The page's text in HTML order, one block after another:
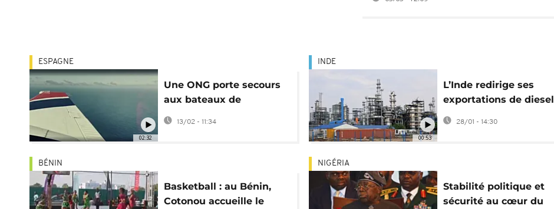
02:32
ESPAGNE
Une ONG porte secours
aux bateaux de
migrants disparus en
mer
13/02 - 11:34
00:53
INDE
L’Inde redirige ses
exportations de diesel
russe vers l’Afrique de
l’Ouest
28/01 - 14:30
BÉNIN
Basketball : au Bénin,
Cotonou accueille le
NIGÉRIA
Stabilité politique et
sécurité au cœur du